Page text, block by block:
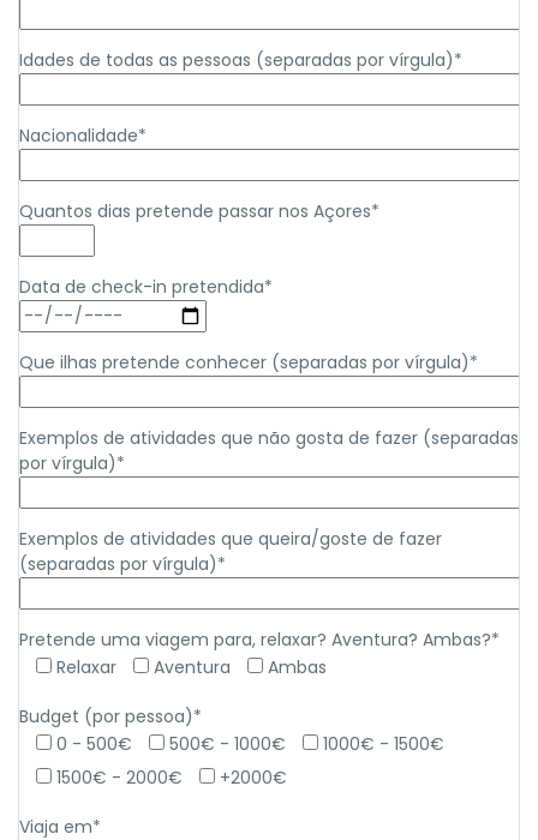
Idades de todas as pessoas (separadas por vírgula)*
Nacionalidade*
Quantos dias pretende passar nos Açores*
Data de check-in pretendida*
Que ilhas pretende conhecer (separadas por vírgula)*
Exemplos de atividades que não gosta de fazer (separadas
por vírgula)*
Exemplos de atividades que queira/goste de fazer
(separadas por vírgula)*
Pretende uma viagem para, relaxar? Aventura? Ambas?*
Relaxar
Aventura Ambas
Budget (por pessoa)*
0 - 500€
500€ - 1000€
1000€ - 1500€
1500€ - 2000€
+2000€
Viaja em*